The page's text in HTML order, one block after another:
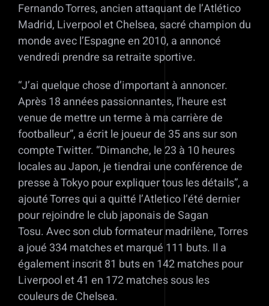
Fernando Torres, ancien attaquant de l’Atlético
Madrid, Liverpool et Chelsea, sacré champion du
monde avec l’Espagne en 2010, a annoncé
vendredi prendre sa retraite sportive.
“J’ai quelque chose d’important à annoncer.
Après 18 années passionnantes, l’heure est
venue de mettre un terme à ma carrière de
footballeur”, a écrit le joueur de 35 ans sur son
compte Twitter. “Dimanche, le 23 à 10 heures
locales au Japon, je tiendrai une conférence de
presse à Tokyo pour expliquer tous les détails”, a
ajouté Torres qui a quitté l’Atletico l’été dernier
pour rejoindre le club japonais de Sagan
Tosu. Avec son club formateur madrilène, Torres
a joué 334 matches et marqué 111 buts. Il a
également inscrit 81 buts en 142 matches pour
Liverpool et 41 en 172 matches sous les
couleurs de Chelsea.